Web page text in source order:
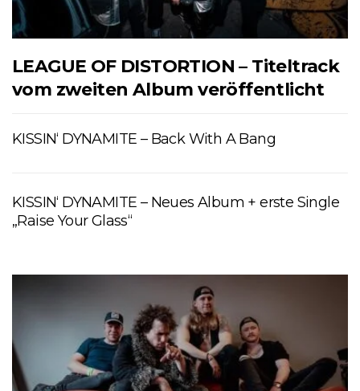
LEAGUE OF DISTORTION – Titeltrack
vom zweiten Album veröffentlicht
KISSIN‘ DYNAMITE – Back With A Bang
KISSIN‘ DYNAMITE – Neues Album + erste Single
„Raise Your Glass“